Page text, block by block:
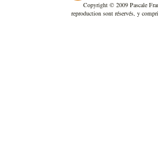
Copyright © 2009 Pascale
reproduction sont réservés, y